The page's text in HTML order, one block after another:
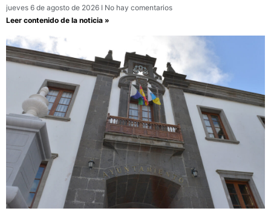
jueves 6 de agosto de 2026
No hay comentarios
Leer contenido de la noticia »